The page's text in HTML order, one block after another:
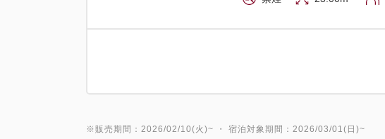
※販売期間：2026/02/10(火)~ ・ 宿泊対象期間：2026/03/01(日)~